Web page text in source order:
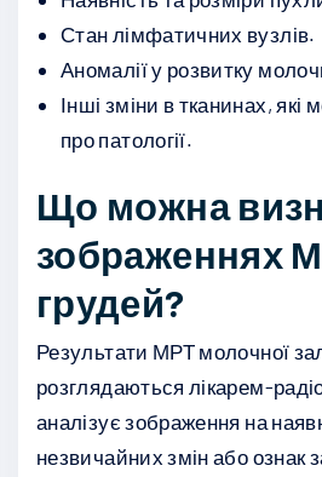
Стан лімфатичних вузлів.
Аномалії у розвитку
Інші зміни в тканинах, які
про патології.
Що можна
зображеннях
грудей?
Результати МРТ молочної
розглядаються лікарем-
аналізує зображення на
незвичайних змін або ознак